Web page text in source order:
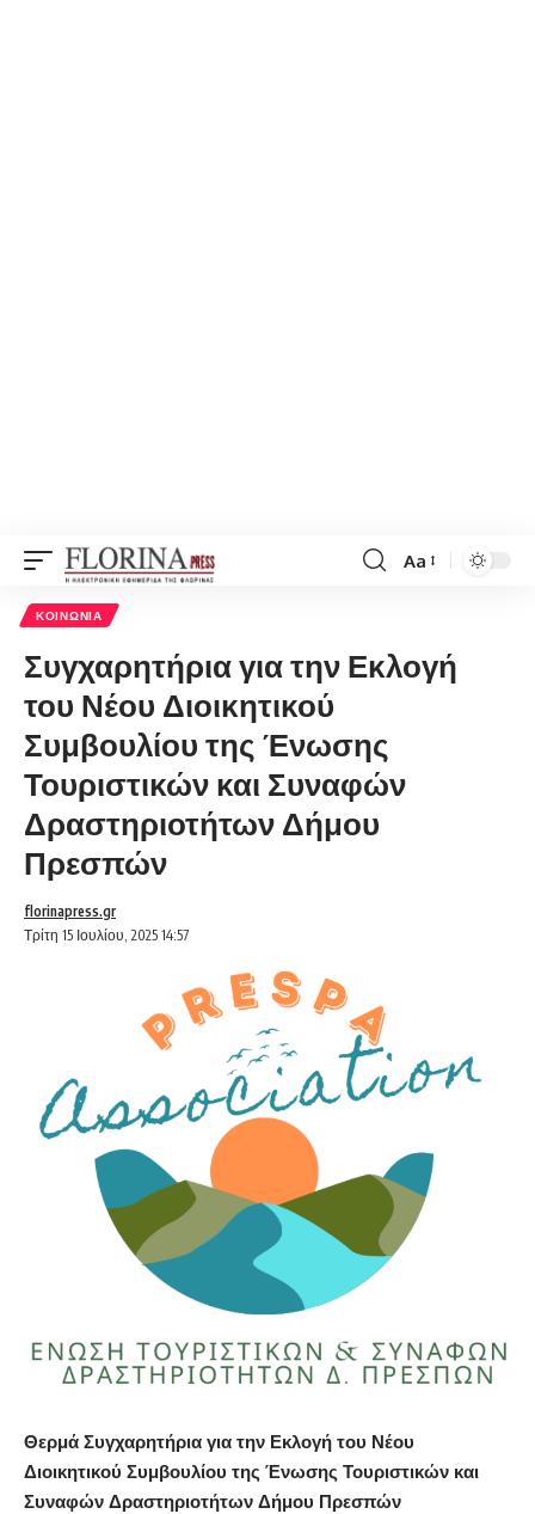
Font
Aa
ΚΟΙΝΩΝΊΑ
Συγχαρητήρια για την Εκλογή
του Νέου Διοικητικού
Συμβουλίου της Ένωσης
Τουριστικών και Συναφών
Δραστηριοτήτων Δήμου
Πρεσπών
Τρίτη 15 Ιουλίου, 2025 14:57
florinapress.gr
Θερμά Συγχαρητήρια για την Εκλογή του Νέου
Διοικητικού Συμβουλίου της Ένωσης Τουριστικών και
Συναφών Δραστηριοτήτων Δήμου Πρεσπών